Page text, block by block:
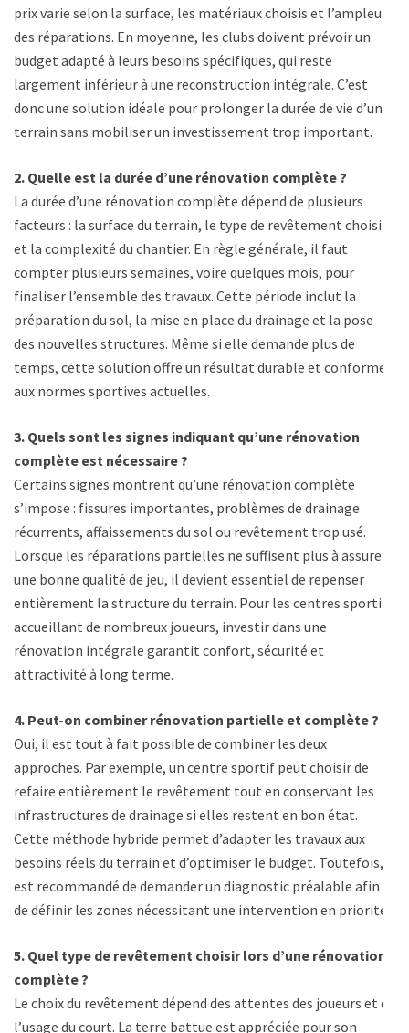
prix varie selon la surface, les matériaux choisis et l’ampleur
des réparations. En moyenne, les clubs doivent prévoir un
budget adapté à leurs besoins spécifiques, qui reste
largement inférieur à une reconstruction intégrale. C’est
donc une solution idéale pour prolonger la durée de vie d’un
terrain sans mobiliser un investissement trop important.
2. Quelle est la durée d’une rénovation complète ?
La durée d’une rénovation complète dépend de plusieurs
facteurs : la surface du terrain, le type de revêtement choisi
et la complexité du chantier. En règle générale, il faut
compter plusieurs semaines, voire quelques mois, pour
finaliser l’ensemble des travaux. Cette période inclut la
préparation du sol, la mise en place du drainage et la pose
des nouvelles structures. Même si elle demande plus de
temps, cette solution offre un résultat durable et conforme
aux normes sportives actuelles.
3. Quels sont les signes indiquant qu’une rénovation
complète est nécessaire ?
Certains signes montrent qu’une rénovation complète
s’impose : fissures importantes, problèmes de drainage
récurrents, affaissements du sol ou revêtement trop usé.
Lorsque les réparations partielles ne suffisent plus à assurer
une bonne qualité de jeu, il devient essentiel de repenser
entièrement la structure du terrain. Pour les centres sportifs
accueillant de nombreux joueurs, investir dans une
rénovation intégrale garantit confort, sécurité et
attractivité à long terme.
4. Peut-on combiner rénovation partielle et complète ?
Oui, il est tout à fait possible de combiner les deux
approches. Par exemple, un centre sportif peut choisir de
refaire entièrement le revêtement tout en conservant les
infrastructures de drainage si elles restent en bon état.
Cette méthode hybride permet d’adapter les travaux aux
besoins réels du terrain et d’optimiser le budget. Toutefois, il
est recommandé de demander un diagnostic préalable afin
de définir les zones nécessitant une intervention en priorité.
5. Quel type de revêtement choisir lors d’une rénovation
complète ?
Le choix du revêtement dépend des attentes des joueurs et de
l’usage du court. La terre battue est appréciée pour son